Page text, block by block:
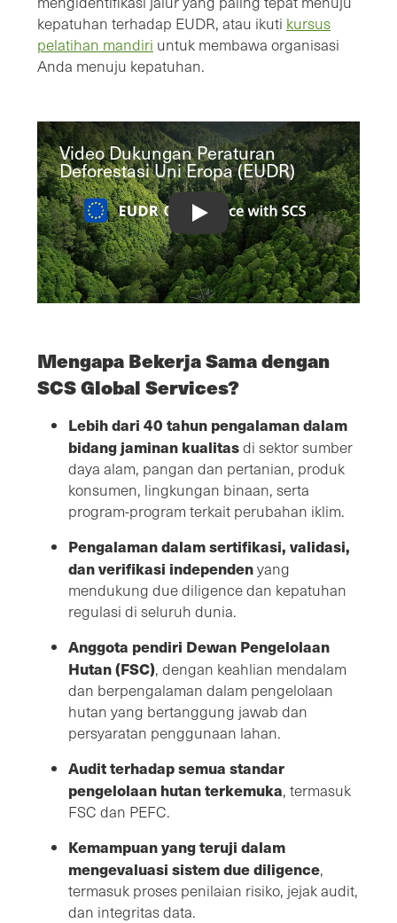
kepatuhan terhadap EUDR, atau ikuti kursus
pelatihan mandiri untuk membawa organisasi
Anda menuju kepatuhan.
Video Dukungan Peraturan
Deforestasi Uni Eropa (EUDR)
European Union Deforestation
Mengapa Bekerja Sama dengan
SCS Global Services?
Lebih dari 40 tahun pengalaman dalam
bidang jaminan kualitasdi sektor sumber
daya alam, pangan dan pertanian, produk
konsumen, lingkungan binaan, serta
program-program terkait perubahan iklim.
Pengalaman dalam sertifikasi, validasi,
dan verifikasi independenyang
mendukung due diligence dan kepatuhan
regulasi di seluruh dunia.
Anggota pendiri Dewan Pengelolaan
Hutan (FSC), dengan keahlian mendalam
dan berpengalaman dalam pengelolaan
hutan yang bertanggung jawab dan
persyaratan penggunaan lahan.
Audit terhadap semua standar
pengelolaan hutan terkemuka, termasuk
FSC dan PEFC.
Kemampuan yang teruji dalam
mengevaluasi sistem due diligence,
termasuk proses penilaian risiko, jejak audit,
dan integritas data.